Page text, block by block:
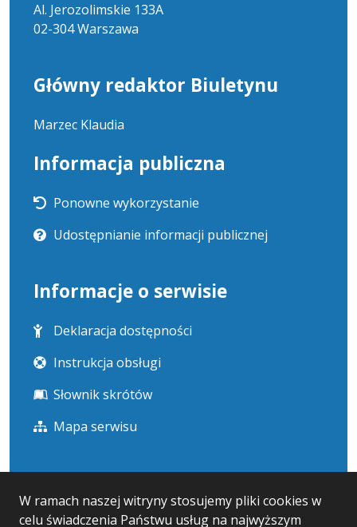
W ramach naszej witryny stosujemy pliki cookies w
celu świadczenia Państwu usług na najwyższym
Al. Jerozolimskie 133A
02-304 Warszawa
Główny redaktor Biuletynu
Marzec Klaudia
Informacja publiczna
Ponowne wykorzystanie
Udostępnianie informacji publicznej
Informacje o serwisie
Deklaracja dostępności
Instrukcja obsługi
Słownik skrótów
Mapa serwisu
Statystyki oglądalności